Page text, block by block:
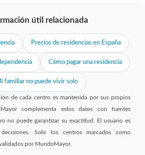
útil relacionada
Precios de residencias en España
Cómo pagar una residencia
familiar no puede vivir solo
de cada centro es mantenida por sus propios
complementa estos datos con fuentes
no puede garantizar su exactitud. El usuario es
Solo los centros marcados como
por MundoMayor.